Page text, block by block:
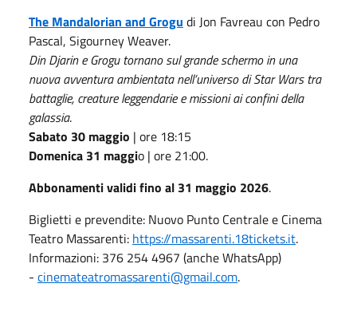
The Mandalorian and Grogu di Jon Favreau con Pedro
Pascal, Sigourney Weaver.
Din Djarin e Grogu tornano sul grande schermo in una
nuova avventura ambientata nell’universo di Star Wars tra
battaglie, creature leggendarie e missioni ai confini della
galassia.
Sabato 30 maggio | ore 18:15
Domenica 31 maggio | ore 21:00.
Abbonamenti validi fino al 31 maggio 2026.
Biglietti e prevendite: Nuovo Punto Centrale e Cinema
Teatro Massarenti: https://massarenti.18tickets.it.
Informazioni: 376 254 4967 (anche WhatsApp)
- cinemateatromassarenti@gmail.com.